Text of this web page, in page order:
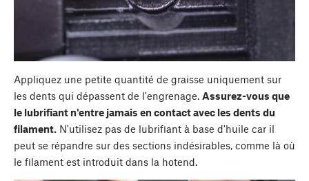
Appliquez une petite quantité de graisse uniquement sur
les dents qui dépassent de l'engrenage. Assurez-vous que
le lubrifiant n'entre jamais en contact avec les dents du
filament. N'utilisez pas de lubrifiant à base d'huile car il
peut se répandre sur des sections indésirables, comme là où
le filament est introduit dans la hotend.